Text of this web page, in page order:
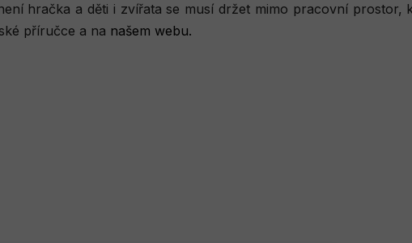
hračka a děti i zvířata se musí držet mimo pracovní prostor,
příručce a na našem webu.